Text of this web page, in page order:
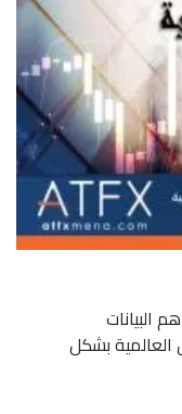
البيانات
العالمية بشكل